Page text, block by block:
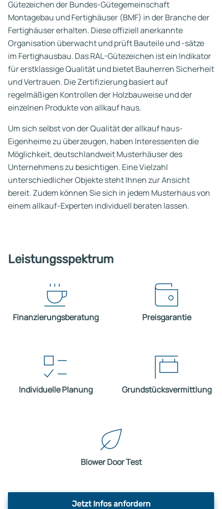
Gütezeichen der Bundes-Gütegemeinschaft
Montagebau und Fertighäuser (BMF) in der Branche der
Fertighäuser erhalten. Diese offiziell anerkannte
Organisation überwacht und prüft Bauteile und -sätze
im Fertighausbau. Das RAL-Gütezeichen ist ein Indikator
für erstklassige Qualität und bietet Bauherren Sicherheit
und Vertrauen. Die Zertifizierung basiert auf
regelmäßigen Kontrollen der Holzbauweise und der
einzelnen Produkte von allkauf haus.
Um sich selbst von der Qualität der allkauf haus-
Eigenheime zu überzeugen, haben Interessenten die
Möglichkeit, deutschlandweit Musterhäuser des
Unternehmens zu besichtigen. Eine Vielzahl
unterschiedlicher Objekte steht Ihnen zur Ansicht
bereit. Zudem können Sie sich in jedem Musterhaus von
einem allkauf-Experten individuell beraten lassen.
Leistungsspektrum
Finanzierungsberatung Preisgarantie
Individuelle Planung Grundstücksvermittlung
Blower Door Test
Jetzt Infos anfordern